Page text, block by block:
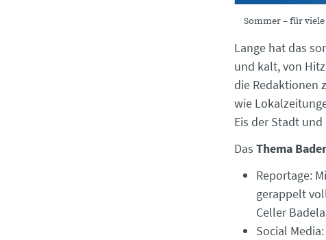
Sommer – für viele
Lange hat das
und kalt, von
die Redaktionen
wie
Eis der Stadt
Das Thema
Reportage:
gerappelt
Celler
Social